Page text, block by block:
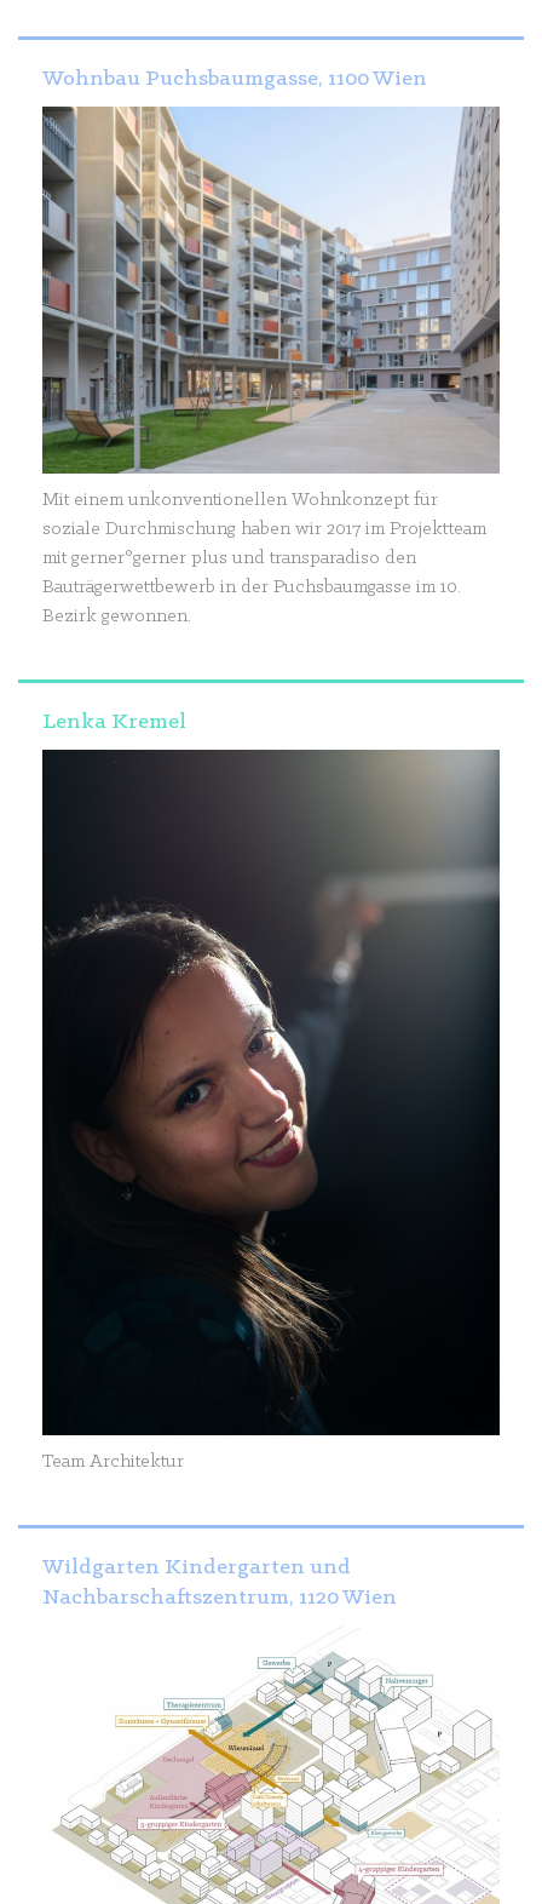
Wohnbau Puchsbaumgasse, 1100 Wien
Mit einem unkonventionellen Wohnkonzept für
soziale Durchmischung haben wir 2017 im Projektteam
mit gerner°gerner plus und transparadiso den
Bauträgerwettbewerb in der Puchsbaumgasse im 10.
Bezirk gewonnen.
Lenka Kremel
Team Architektur
Wildgarten Kindergarten und
Nachbarschaftszentrum, 1120 Wien